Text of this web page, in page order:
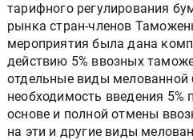
тарифного регулирования
рынка стран-членов
мероприятия была дана
действию 5% ввозных
отдельные виды мелованной
необходимость введения 5%
основе и полной отмены
на эти и другие виды